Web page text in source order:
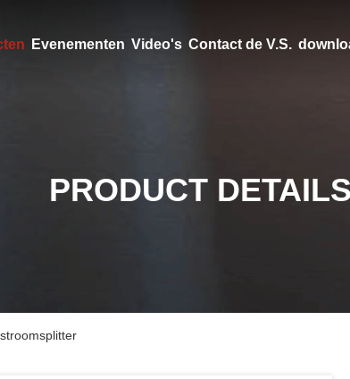
Evenementen Video's Contact de V.S.
PRODUCT DETAILS